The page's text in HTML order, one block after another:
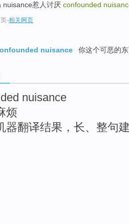
nuisance惹人讨厌 confounded
-相关网页
nuisance
你这个可恶的
nuisance
烦
器翻译结果，长、整句